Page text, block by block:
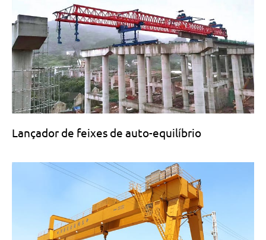
Lançador de feixes de auto-equilíbrio